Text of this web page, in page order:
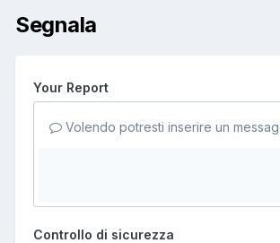
Segnala
Your Report
Volendo potresti inserire un
Controllo di sicurezza